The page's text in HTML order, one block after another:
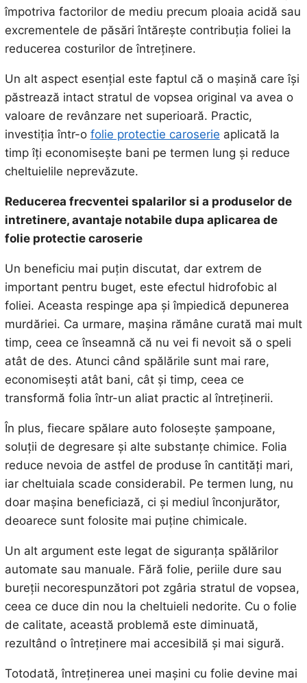
împotriva factorilor de mediu precum ploaia acidă sau
excrementele de păsări întărește contribuția foliei la
reducerea costurilor de întreținere.
Un alt aspect esențial este faptul că o mașină care își
păstrează intact stratul de vopsea original va avea o
valoare de revânzare net superioară. Practic,
investiția într-o folie protectie caroserie aplicată la
timp îți economisește bani pe termen lung și reduce
cheltuielile neprevăzute.
Reducerea frecventei spalarilor si a produselor de
intretinere, avantaje notabile dupa aplicarea de
folie protectie caroserie
Un beneficiu mai puțin discutat, dar extrem de
important pentru buget, este efectul hidrofobic al
foliei. Aceasta respinge apa și împiedică depunerea
murdăriei. Ca urmare, mașina rămâne curată mai mult
timp, ceea ce înseamnă că nu vei fi nevoit să o speli
atât de des. Atunci când spălările sunt mai rare,
economisești atât bani, cât și timp, ceea ce
transformă folia într-un aliat practic al întreținerii.
În plus, fiecare spălare auto folosește șampoane,
soluții de degresare și alte substanțe chimice. Folia
reduce nevoia de astfel de produse în cantități mari,
iar cheltuiala scade considerabil. Pe termen lung, nu
doar mașina beneficiază, ci și mediul înconjurător,
deoarece sunt folosite mai puține chimicale.
Un alt argument este legat de siguranța spălărilor
automate sau manuale. Fără folie, periile dure sau
bureții necorespunzători pot zgâria stratul de vopsea,
ceea ce duce din nou la cheltuieli nedorite. Cu o folie
de calitate, această problemă este diminuată,
rezultând o întreținere mai accesibilă și mai sigură.
Totodată, întreținerea unei mașini cu folie devine mai